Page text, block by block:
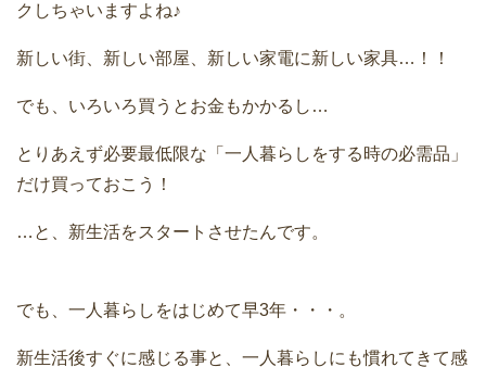
クしちゃいますよね♪
新しい街、新しい部屋、新しい家電に新しい家具…！！
でも、いろいろ買うとお金もかかるし…
とりあえず必要最低限な「一人暮らしをする時の必需品」
だけ買っておこう！
…と、新生活をスタートさせたんです。
でも、一人暮らしをはじめて早3年・・・。
新生活後すぐに感じる事と、一人暮らしにも慣れてきて感